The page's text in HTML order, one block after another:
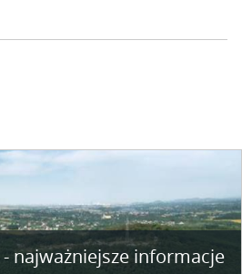
najważniejsze informacje